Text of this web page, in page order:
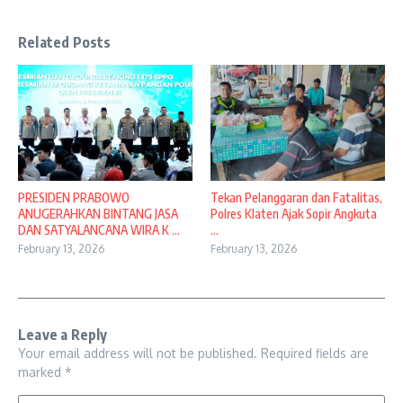
Related Posts
PRESIDEN PRABOWO
ANUGERAHKAN BINTANG JASA
DAN SATYALANCANA WIRA K ...
February 13, 2026
Tekan Pelanggaran dan Fatalitas,
Polres Klaten Ajak Sopir Angkuta
...
February 13, 2026
Leave a Reply
Your email address will not be published. Required fields are
marked *